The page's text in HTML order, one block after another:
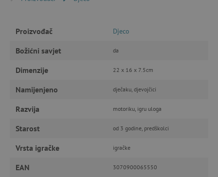
Proizvođač Djeco
Božićni savjet da
Dimenzije 22 x 16 x 7.5cm
Namijenjeno dječaku, djevojčici
Razvija motoriku, igru uloga
Starost od 3 godine, predškolci
Vrsta igračke igračke
EAN 3070900065550
Nužno potrebni kolačići
Izvedba
funkcionalnost internetske stranice, kao što su
računa. Internetsku stranicu ne možete
odgovarajuće upotrebljavati bez nužno